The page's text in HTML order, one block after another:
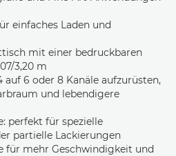
einfaches Laden und
mit einer bedruckbaren
3,20 m
6 oder 8 Kanäle aufzurüsten,
und lebendigere
perfekt für spezielle
partielle Lackierungen
für mehr Geschwindigkeit und